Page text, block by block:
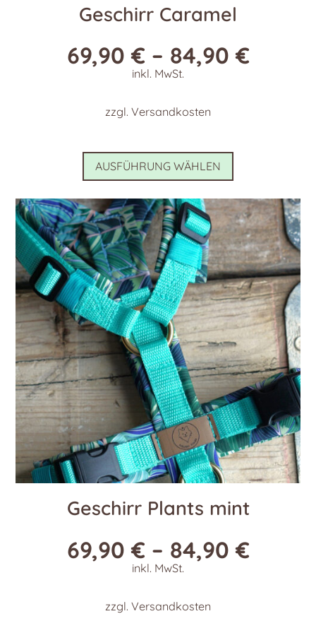
Geschirr Caramel
69,90€ – 84,90€
inkl. MwSt.
zzgl. Versandkosten
AUSFÜHRUNG WÄHLEN
Dieses
weist
mehrere
Varianten
auf.
Die
Optionen
können
auf
der
Produktseite
gewählt
werden
Geschirr Plants mint
69,90€ – 84,90€
inkl. MwSt.
zzgl. Versandkosten